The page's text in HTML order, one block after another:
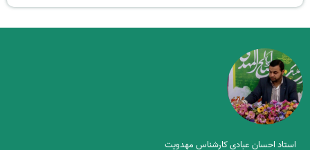
استاد احسان عبادی کارشناس مهدویت